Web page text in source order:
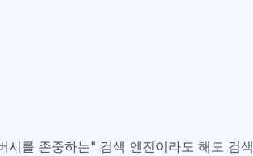
시를 존중하는" 검색 엔진이라도 해도 검색